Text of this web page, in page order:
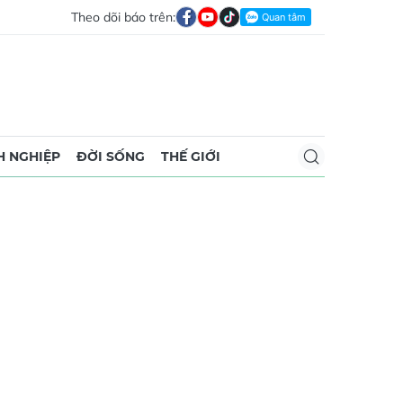
Theo dõi báo trên:
NGHIỆP ĐỜI SỐNG THẾ GIỚI